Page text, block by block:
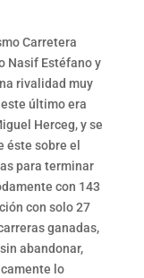
Carretera
Nasif Estéfano y
rivalidad muy
último era
Herceg, y se
sobre el
para terminar
con 143
con solo 27
ganadas,
abandonar,
lo